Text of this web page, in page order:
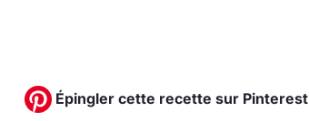
Épingler cette recette sur Pinterest